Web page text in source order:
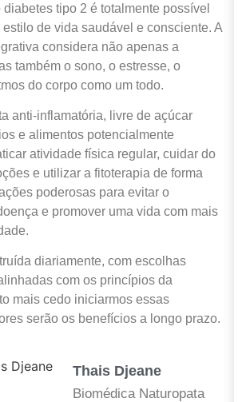
tipo 2 é totalmente possível
estilo de vida saudável e consciente. A
considera não apenas a
também o sono, o estresse, o
do corpo como um todo.
anti-inflamatória, livre de açúcar
e alimentos potencialmente
atividade física regular, cuidar do
e utilizar a fitoterapia de forma
poderosas para evitar o
e promover uma vida com mais
diariamente, com escolhas
com os princípios da
mais cedo iniciarmos essas
serão os benefícios a longo prazo.
Thais Djeane
Biomédica Naturopata